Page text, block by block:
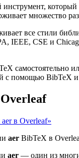
который
множество
все стили
IEEE, CSE и
самостоятельно
с помощью BibTeX
в Overleaf»
aer BibTeX в
aer — один из